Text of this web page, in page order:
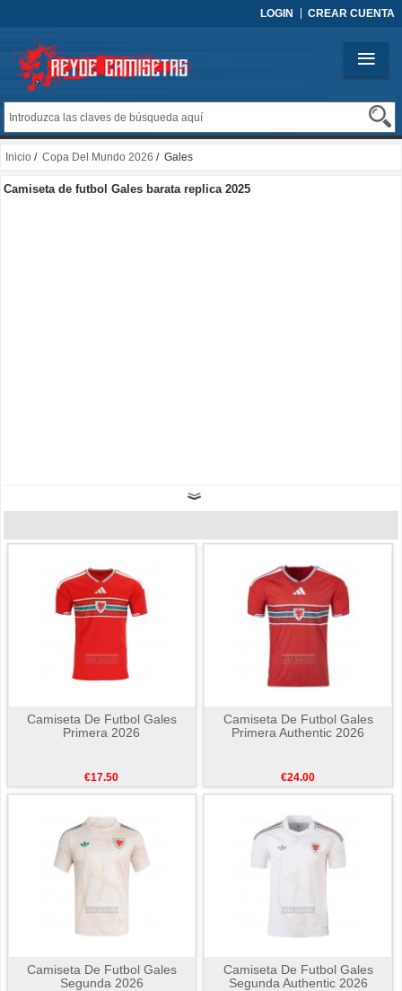
LOGIN CREAR CUENTA
Inicio / Copa Del Mundo 2026 / Gales
Camiseta de futbol Gales barata replica 2025
Camiseta De Futbol Gales
Primera 2026
€17.50
Camiseta De Futbol Gales
Primera Authentic 2026
€24.00
Camiseta De Futbol Gales
Segunda 2026
Camiseta De Futbol Gales
Segunda Authentic 2026